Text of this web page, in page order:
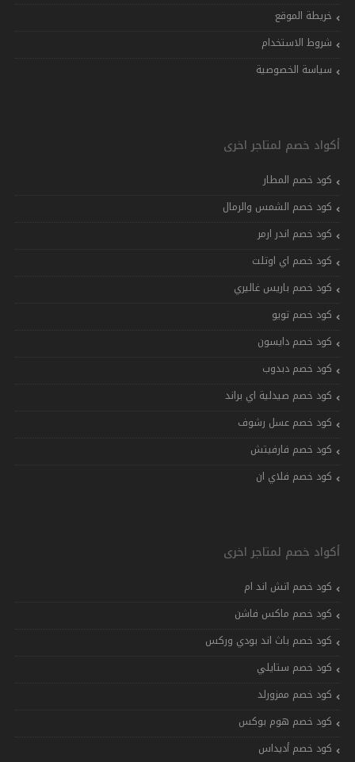
خريطة الموقع
شروط الاستخدام
سياسة الخصوصية
أكواد خصم لمتاجر اخرى
كود خصم المطار
كود خصم الشمس والرمال
كود خصم اندر ارمر
كود خصم اي اوتلت
كود خصم باريس غاليري
كود خصم تويو
كود خصم دايسون
كود خصم دبدوب
كود خصم صيدلية اي براند
كود خصم عسل رشوف
كود خصم فارفيتش
كود خصم فلاي ان
أكواد خصم لمتاجر اخرى
كود خصم اتش اند ام
كود خصم ماكس فاشن
كود خصم باث اند بودي وركس
كود خصم ستايلي
كود خصم ممزورلد
كود خصم هوم بوكس
كود خصم أديداس